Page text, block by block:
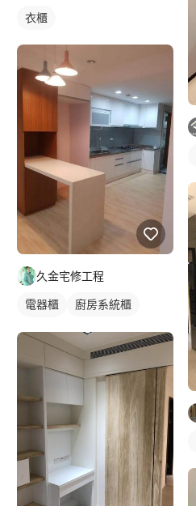
衣櫃
久金宅修工程
電器櫃
廚房系統櫃